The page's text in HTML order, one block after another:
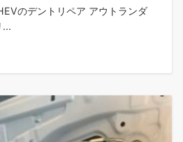
のデントリペア アウトランダ